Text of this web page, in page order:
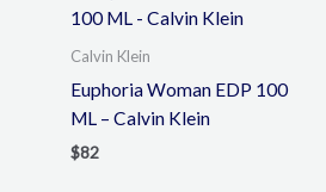
Calvin Klein
Euphoria Woman EDP 100
ML – Calvin Klein
$82